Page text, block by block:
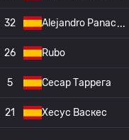
32 Alejandro Panac
26 Rubo
5 Сесар Таррега
21 Хесус Васкес